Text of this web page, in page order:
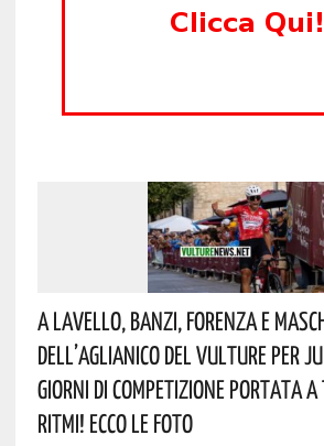
A Lavello, Banzi, Forenza E
Dell’Aglianico Del Vulture Per
Giorni Di Competizione Portata
Ritmi! Ecco Le Foto